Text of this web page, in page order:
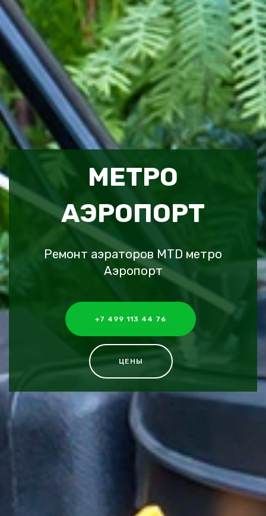
МЕТРО
АЭРОПОРТ
Ремонт аэраторов MTD метро
Аэропорт
+7 499 113 44 76
ЦЕНЫ